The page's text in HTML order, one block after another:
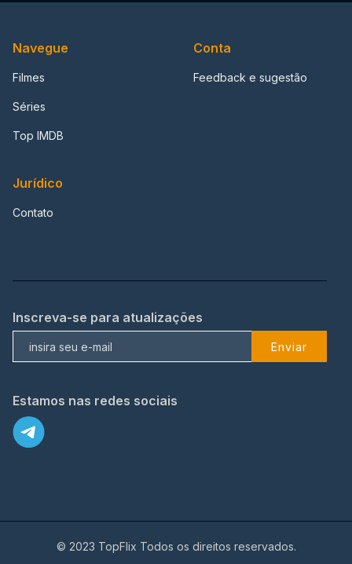
Navegue
Filmes
Séries
Top IMDB
Conta
Feedback e sugestão
Jurídico
Contato
Inscreva-se para atualizações
Enviar
Estamos nas redes sociais
© 2023 TopFlix Todos os direitos reservados.